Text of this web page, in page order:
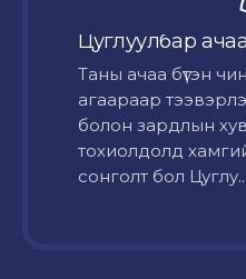
Цуглуулбар
Таны ачаа бүтэн
агаараар
болон зардлын
тохиолдолд
сонголт бол Цуглу...